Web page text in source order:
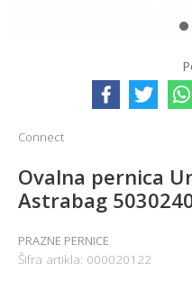
1
Connect
Ovalna pernica
Astrabag
PRAZNE PERNICE
Šifra artikla: 000020122